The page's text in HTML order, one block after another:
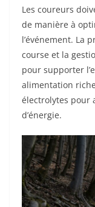
Les coureurs
de manière à
l’événement. La
course et la
pour supporter
alimentation
électrolytes pour
d’énergie.